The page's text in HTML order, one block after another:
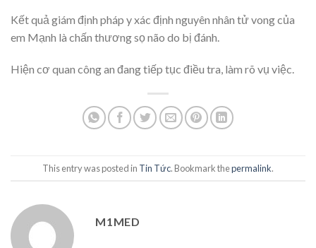
Kết quả giám định pháp y xác định nguyên nhân tử vong của
em Mạnh là chấn thương sọ não do bị đánh.
Hiện cơ quan công an đang tiếp tục điều tra, làm rõ vụ việc.
This entry was posted in Tin Tức. Bookmark thepermalink.
M1MED